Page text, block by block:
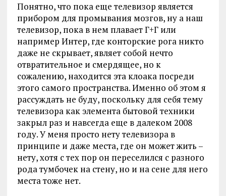
Понятно, что пока еще телевизор является
прибором для промывания мозгов, ну а наш
телевизор, пока в нем плавает Г+Г или
например Интер, где конторские рога никто
даже не скрывает, являет собой нечто
отвратительное и смердящее, но к
сожалению, находится эта клоака посреди
этого самого пространства. Именно об этом я
рассуждать не буду, поскольку для себя тему
телевизора как элемента бытовой техники
закрыл раз и навсегда еще в далеком 2008
году. У меня просто нету телевизора в
принципе и даже места, где он может жить –
нету, хотя с тех пор он переселился с разного
рода тумбочек на стену, но и на сене для него
места тоже нет.